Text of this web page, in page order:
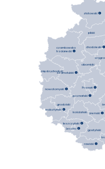
chodzieski
czarnkowsko
trzcianecki
gostyński
grodziski
kościański
leszczyński 
międzychodzki
nowotomyski 
obornicki
pilski
poznański 
rawicki
szamotulski
śremski
wolsztyński
złotowski 
Leszno
Poznań 